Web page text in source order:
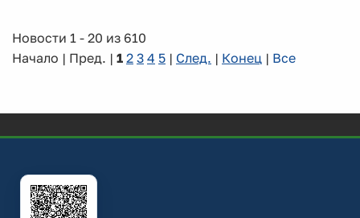
Новости 1 - 20 из 610
Начало | Пред. | 1 2 3 4 5 | След. | Конец | Все